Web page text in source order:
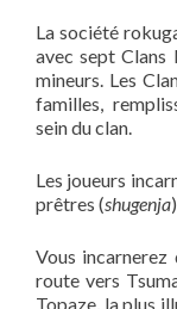
La société
avec sept Clans
mineurs. Les
familles,
sein du clan.
Les joueurs
prêtres (shugenja
Vous incarnerez
route vers
Topaze, la plus